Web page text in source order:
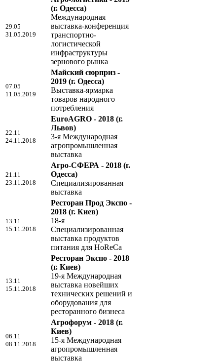
29.05
31.05.2019
(г. Одесса)
Международная
выставка-конференция
транспортно-
логистической
инфраструктуры
зернового рынка
07.05
11.05.2019
Майский сюрприз -
2019 (г. Одесса)
Выставка-ярмарка
товаров народного
потребления
22.11
24.11.2018
EuroAGRO - 2018 (г.
Львов)
3-я Международная
агропромышленная
выставка
21.11
23.11.2018
Агро-СФЕРА - 2018 (г.
Одесса)
Специализированная
выставка
13.11
15.11.2018
Ресторан Прод Экспо -
2018 (г. Киев)
18-я
Специализированная
выставка продуктов
питания для HoReCa
13.11
15.11.2018
Ресторан Экспо - 2018
(г. Киев)
19-я Международная
выставка новейших
технических решений и
оборудования для
ресторанного бизнеса
06.11
08.11.2018
Агрофорум - 2018 (г.
Киев)
15-я Международная
агропромышленная
выставка